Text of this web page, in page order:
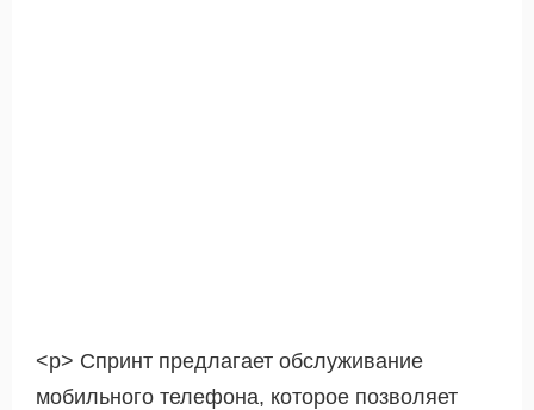
<р> Спринт предлагает обслуживание
мобильного телефона, которое позволяет